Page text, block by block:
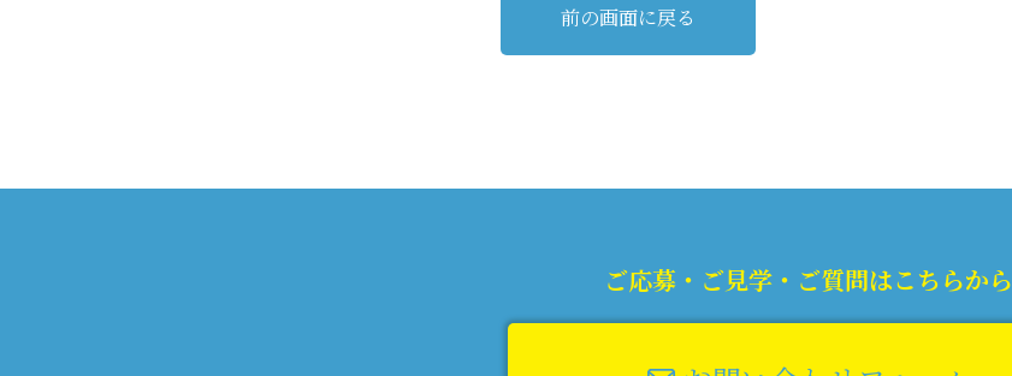
前の画面に戻る
ご応募・ご見学・ご質問はこちらから